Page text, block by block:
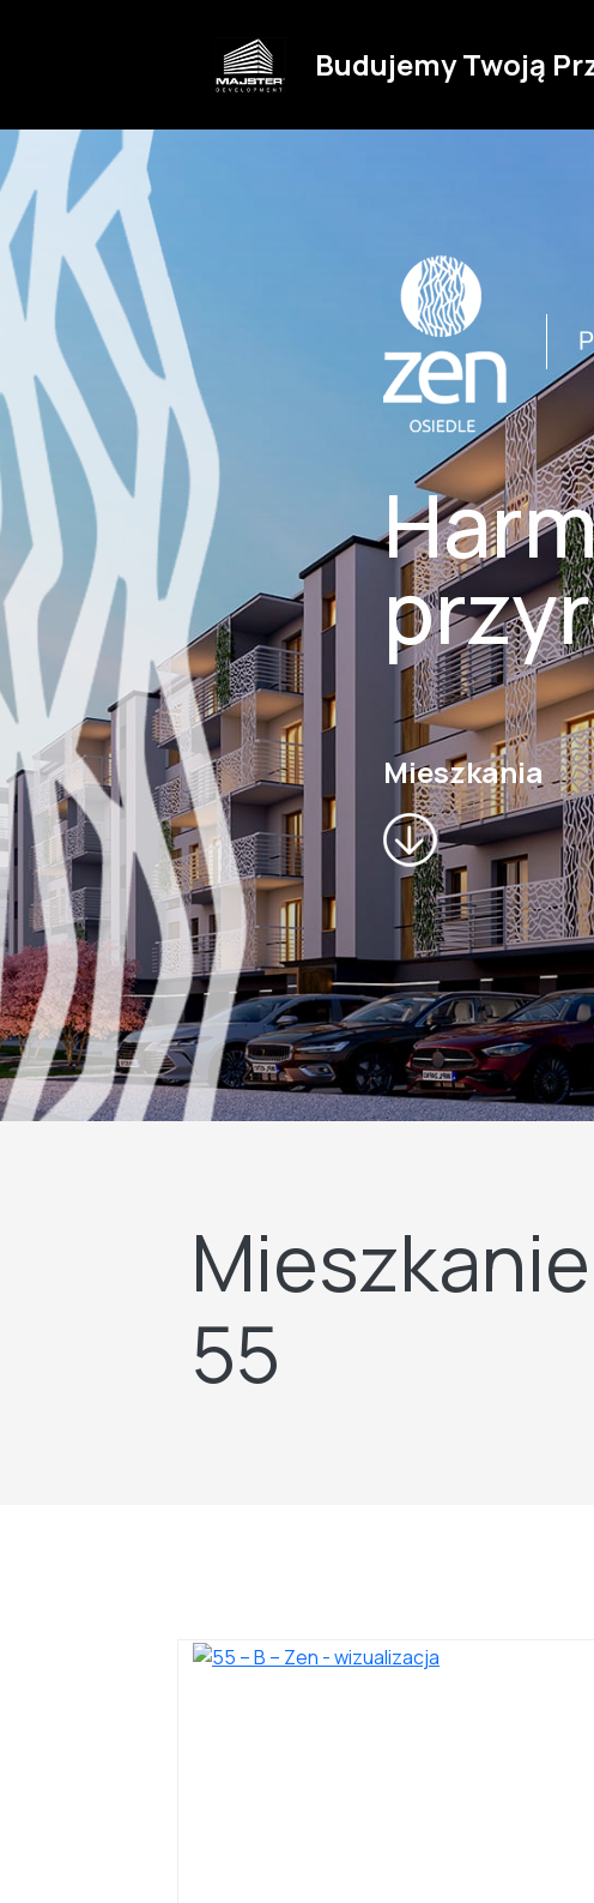
Budujemy Twoją
Mieszkania
55